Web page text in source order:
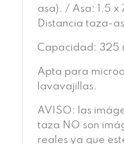
asa). / Asa: 1,5 x
Distancia taza-
Capacidad: 325
Apta para
lavavajillas.
AVISO: las
taza NO son
reales ya que